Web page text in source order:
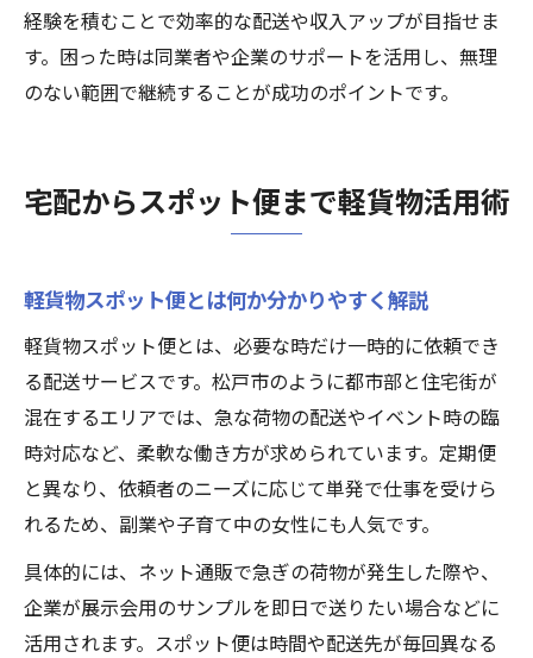
経験を積むことで効率的な配送や収入アップが目指せま
す。困った時は同業者や企業のサポートを活用し、無理
のない範囲で継続することが成功のポイントです。
宅配からスポット便まで軽貨物活用術
軽貨物スポット便とは何か分かりやすく解説
軽貨物スポット便とは、必要な時だけ一時的に依頼でき
る配送サービスです。松戸市のように都市部と住宅街が
混在するエリアでは、急な荷物の配送やイベント時の臨
時対応など、柔軟な働き方が求められています。定期便
と異なり、依頼者のニーズに応じて単発で仕事を受けら
れるため、副業や子育て中の女性にも人気です。
具体的には、ネット通販で急ぎの荷物が発生した際や、
企業が展示会用のサンプルを即日で送りたい場合などに
活用されます。スポット便は時間や配送先が毎回異なる